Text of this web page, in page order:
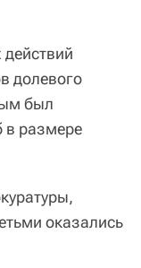
действий
долевого
был
в размере
оказались